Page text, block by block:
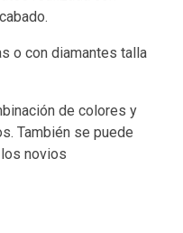
o con diamantes talla
de colores y
También se puede
novios